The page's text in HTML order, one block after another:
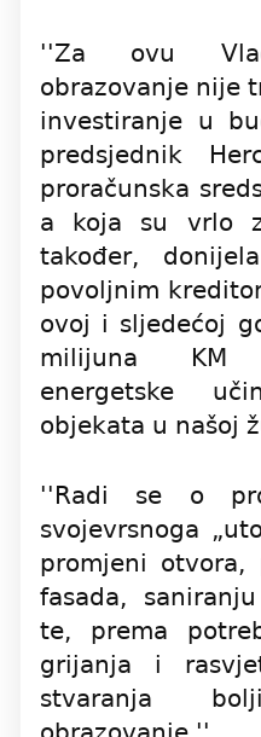
''Za ovu
obrazovanje nije
investiranje u
predsjednik
proračunska
a koja su vrlo
također,
povoljnim
ovoj i sljedećoj
milijuna KM
energetske
objekata u našoj
''Radi se o
svojevrsnoga
promjeni otvora,
fasada,
te, prema
grijanja i
stvaranja